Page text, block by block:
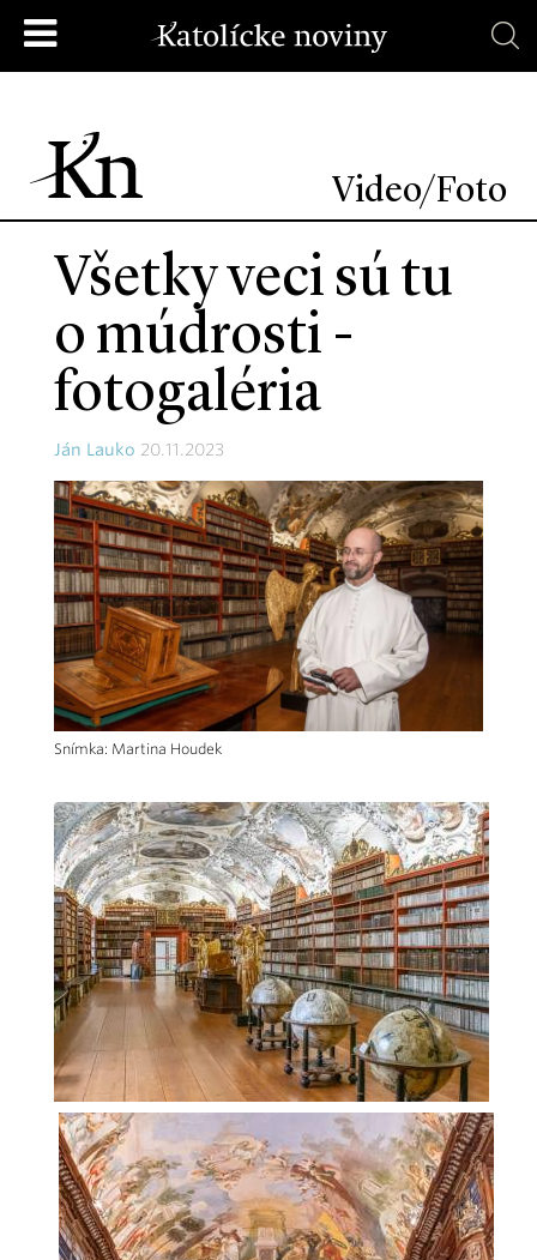
Video/Foto
Všetky veci sú tu
o múdrosti -
fotogaléria
Ján Lauko 20.11.2023
Snímka: Martina Houdek